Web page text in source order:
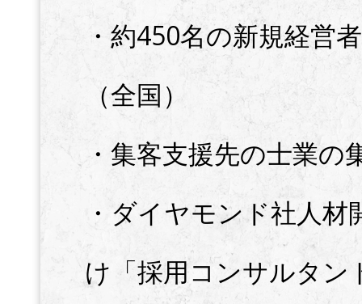
・約450名の新規経営
（全国）
・集客支援先の士業
・ダイヤモンド社人
け「採用コンサルタン